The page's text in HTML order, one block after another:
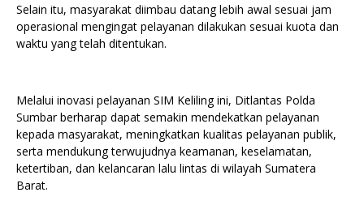
Selain itu, masyarakat diimbau datang lebih awal sesuai jam
operasional mengingat pelayanan dilakukan sesuai kuota dan
waktu yang telah ditentukan.
Melalui inovasi pelayanan SIM Keliling ini, Ditlantas Polda
Sumbar berharap dapat semakin mendekatkan pelayanan
kepada masyarakat, meningkatkan kualitas pelayanan publik,
serta mendukung terwujudnya keamanan, keselamatan,
ketertiban, dan kelancaran lalu lintas di wilayah Sumatera
Barat.